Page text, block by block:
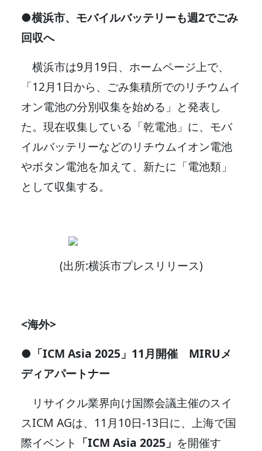
●横浜市、モバイルバッテリーも週2でごみ
回収へ
横浜市は9月19日、ホームページ上で、
「12月1日から、ごみ集積所でのリチウムイ
オン電池の分別収集を始める」と発表し
た。現在収集している「乾電池」に、モバ
イルバッテリーなどのリチウムイオン電池
やボタン電池を加えて、新たに「電池類」
として収集する。
(出所:横浜市プレスリリース)
<海外>
● 「ICM Asia 2025」11月開催 MIRUメ
ディアパートナー
リサイクル業界向け国際会議主催のスイ
スICM AGは、11月10日-13日に、上海で国
際イベント 「ICM Asia 2025」 を開催す